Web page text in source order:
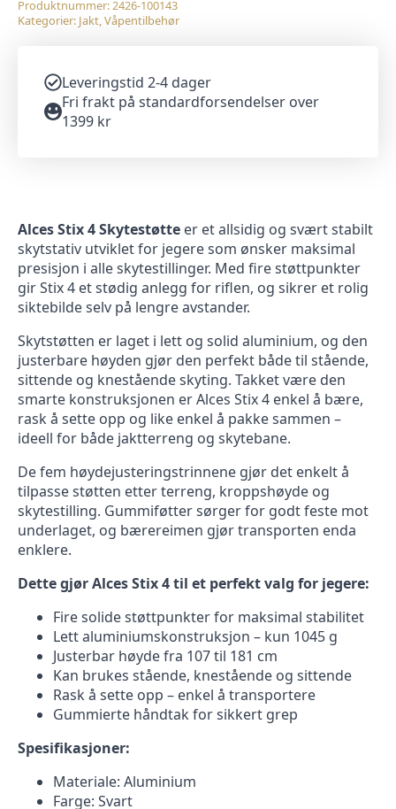
Produktnummer:2426-100143
Kategorier: Jakt,Våpentilbehør
Leveringstid 2-4 dager
Fri frakt på standardforsendelser over
1399 kr
Alces Stix 4 Skytestøtte er et allsidig og svært stabilt
skytstativ utviklet for jegere som ønsker maksimal
presisjon i alle skytestillinger. Med fire støttpunkter
gir Stix 4 et stødig anlegg for riflen, og sikrer et rolig
siktebilde selv på lengre avstander.
Skytstøtten er laget i lett og solid aluminium, og den
justerbare høyden gjør den perfekt både til stående,
sittende og knestående skyting. Takket være den
smarte konstruksjonen er Alces Stix 4 enkel å bære,
rask å sette opp og like enkel å pakke sammen –
ideell for både jaktterreng og skytebane.
De fem høydejusteringstrinnene gjør det enkelt å
tilpasse støtten etter terreng, kroppshøyde og
skytestilling. Gummiføtter sørger for godt feste mot
underlaget, og bærereimen gjør transporten enda
enklere.
Dette gjør Alces Stix 4 til et perfekt valg for jegere:
Fire solide støttpunkter for maksimal stabilitet
Lett aluminiumskonstruksjon – kun 1045 g
Justerbar høyde fra 107 til 181 cm
Kan brukes stående, knestående og sittende
Rask å sette opp – enkel å transportere
Gummierte håndtak for sikkert grep
Spesifikasjoner:
Materiale: Aluminium
Farge: Svart